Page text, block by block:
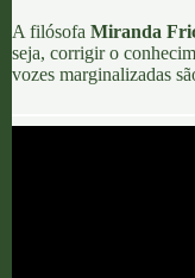
A filósofa Miranda
seja, corrigir o
vozes marginalizadas